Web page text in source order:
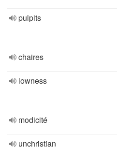
pulpits
chaires
lowness
modicité
unchristian